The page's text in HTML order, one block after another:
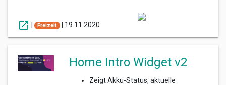
open_in_new Freizeit | 19.11.2020
Home Intro Widget v2
Zeigt Akku-Status, aktuelle